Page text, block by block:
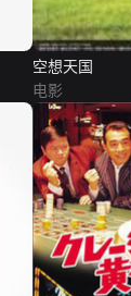
空想天国
电影